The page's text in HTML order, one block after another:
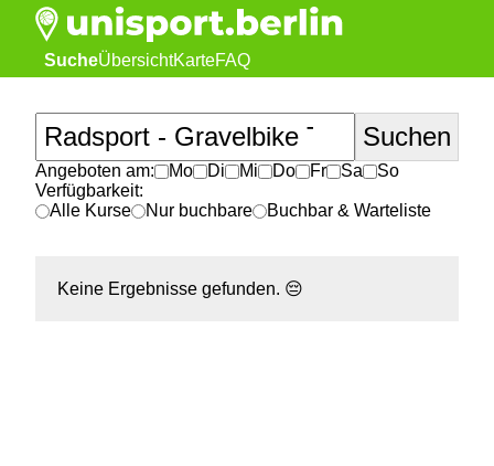
SucheÜbersichtKarteFAQ
Angeboten am: Mo Di Mi Do Fr Sa
So
Verfügbarkeit:
Alle Kurse
Nur buchbare Buchbar & Warteliste
Keine Ergebnisse gefunden. 😔